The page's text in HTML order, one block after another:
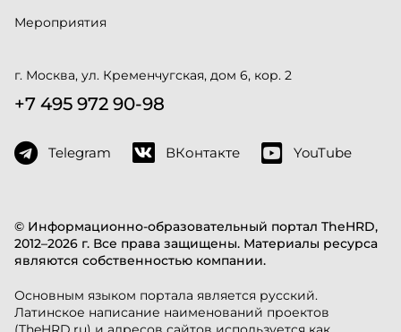
© Информационно-образовательный портал TheHRD,
2012–2026 г. Все права защищены. Материалы ресурса
являются собственностью компании.
Основным языком портала является русский.
Латинское написание наименований проектов
Мероприятия
г. Москва, ул. Кременчугская, дом 6, кор. 2
+7 495 972 90-98
Telegram ВКонтакте YouTube